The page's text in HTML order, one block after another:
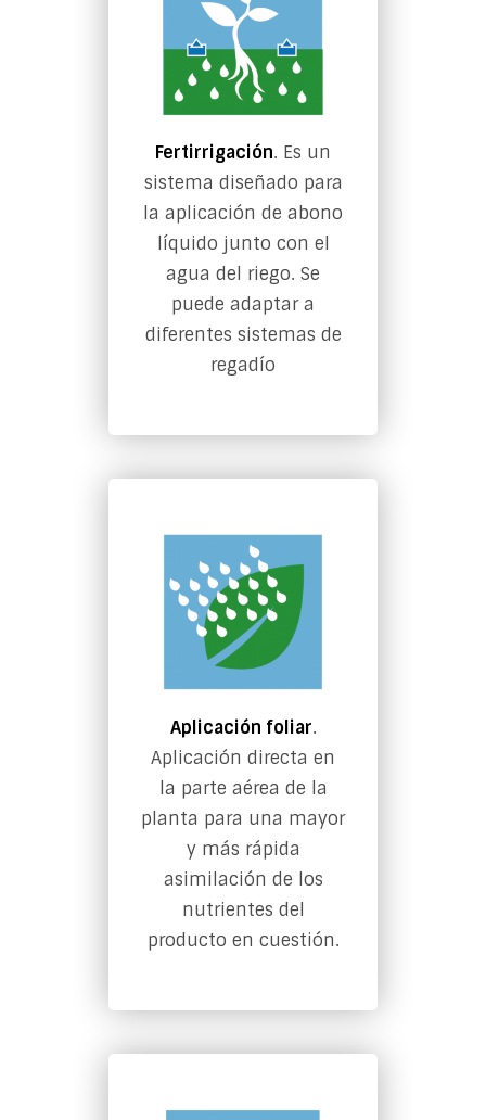
Fertirrigación. Es un
sistema diseñado para
la aplicación de abono
líquido junto con el
agua del riego. Se
puede adaptar a
diferentes sistemas de
regadío
Aplicación foliar.
Aplicación directa en
la parte aérea de la
planta para una mayor
y más rápida
asimilación de los
nutrientes del
producto en cuestión.